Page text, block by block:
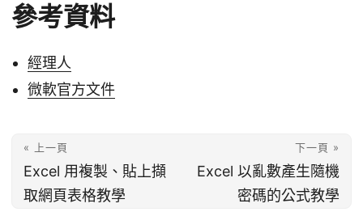
參考資料
經理人
微軟官方文件
« 上一頁
Excel 用複製、貼上擷
取網頁表格教學
下一頁 »
Excel 以亂數產生隨機
密碼的公式教學